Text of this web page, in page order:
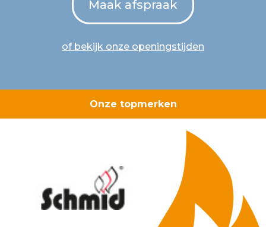
Maak afspraak
of bekijk onze openingstijden
Onze topmerken